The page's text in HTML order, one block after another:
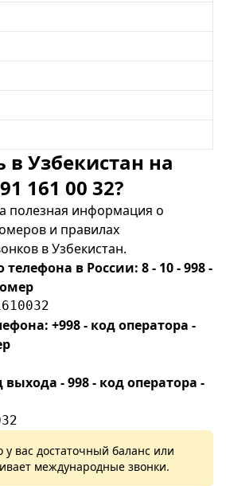
в Узбекистан на
161 00 32?
полезная информация о
и правилах
в Узбекистан.
в России: 8 - 10 - 998 -
+998 - код оператора -
- 998 - код оператора -
у вас достаточный баланс или
международные звонки.